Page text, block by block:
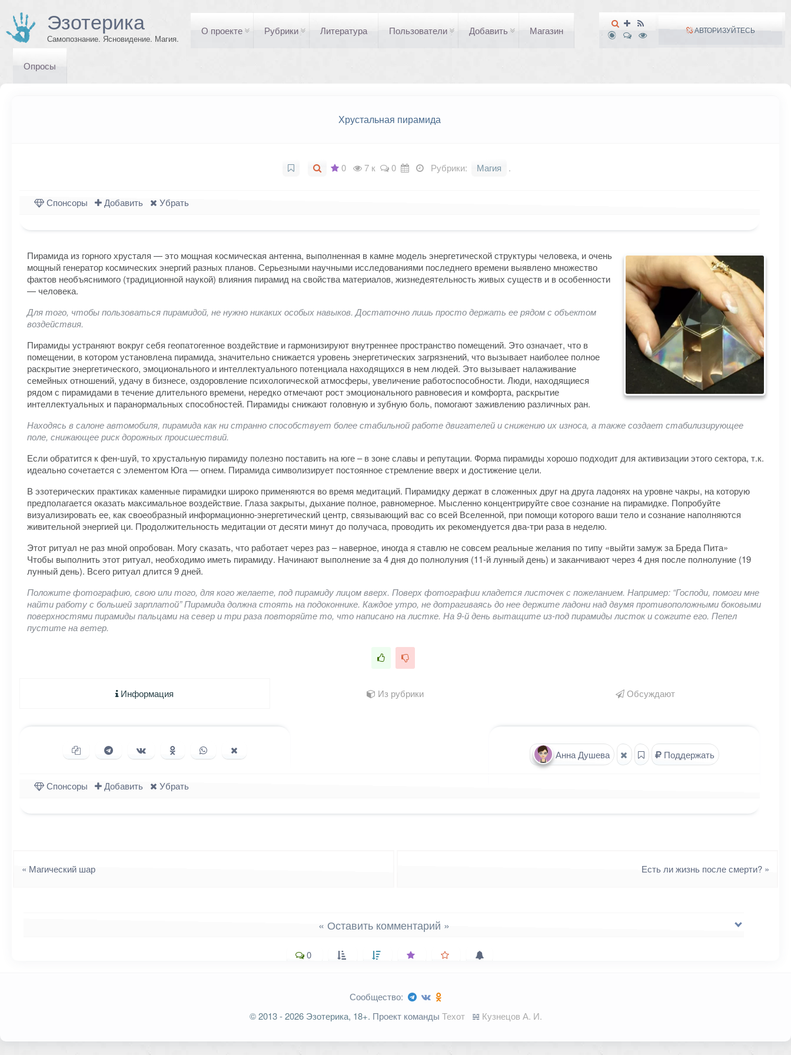
Эзотерика
Самопознание. Ясновидение. Магия.
АВТОРИЗУЙТЕСЬ
О проекте Рубрики Литература Пользователи Добавить Магазин
Опросы
Хрустальная пирамида
0 7 к 0 Рубрики: Магия .
Спонсоры Добавить Убрать
Пирамида из горного хрусталя — это мощная космическая антенна, выполненная в камне модель энергетической структуры человека, и очень
мощный генератор космических энергий разных планов. Серьезными научными исследованиями последнего времени выявлено множество
фактов необъяснимого (традиционной наукой) влияния пирамид на свойства материалов, жизнедеятельность живых существ и в особенности
— человека.
Для того, чтобы пользоваться пирамидой, не нужно никаких особых навыков. Достаточно лишь просто держать ее рядом с объектом
воздействия.
Пирамиды устраняют вокруг себя геопатогенное воздействие и гармонизируют внутреннее пространство помещений. Это означает, что в
помещении, в котором установлена пирамида, значительно снижается уровень энергетических загрязнений, что вызывает наиболее полное
раскрытие энергетического, эмоционального и интеллектуального потенциала находящихся в нем людей. Это вызывает налаживание
семейных отношений, удачу в бизнесе, оздоровление психологической атмосферы, увеличение работоспособности. Люди, находящиеся
рядом с пирамидами в течение длительного времени, нередко отмечают рост эмоционального равновесия и комфорта, раскрытие
интеллектуальных и паранормальных способностей. Пирамиды снижают головную и зубную боль, помогают заживлению различных ран.
Находясь в салоне автомобиля, пирамида как ни странно способствует более стабильной работе двигателей и снижению их износа, а также создает стабилизирующее
поле, снижающее риск дорожных происшествий.
Если обратится к фен-шуй, то хрустальную пирамиду полезно поставить на юге – в зоне славы и репутации. Форма пирамиды хорошо подходит для активизации этого сектора, т.к.
идеально сочетается с элементом Юга — огнем. Пирамида символизирует постоянное стремление вверх и достижение цели.
В эзотерических практиках каменные пирамидки широко применяются во время медитаций. Пирамидку держат в сложенных друг на друга ладонях на уровне чакры, на которую
предполагается оказать максимальное воздействие. Глаза закрыты, дыхание полное, равномерное. Мысленно концентрируйте свое сознание на пирамидке. Попробуйте
визуализировать ее, как своеобразный информационно-энергетический центр, связывающий вас со всей Вселенной, при помощи которого ваши тело и сознание наполняются
живительной энергией ци. Продолжительность медитации от десяти минут до получаса, проводить их рекомендуется два-три раза в неделю.
Этот ритуал не раз мной опробован. Могу сказать, что работает через раз – наверное, иногда я ставлю не совсем реальные желания по типу «выйти замуж за Бреда Пита»
Чтобы выполнить этот ритуал, необходимо иметь пирамиду. Начинают выполнение за 4 дня до полнолуния (11-й лунный день) и заканчивают через 4 дня после полнолуние (19
лунный день). Всего ритуал длится 9 дней.
Положите фотографию, свою или того, для кого желаете, под пирамиду лицом вверх. Поверх фотографии кладется листочек с пожеланием. Например: “Господи, помоги мне
найти работу с большей зарплатой” Пирамида должна стоять на подоконнике. Каждое утро, не дотрагиваясь до нее держите ладони над двумя противоположными боковыми
поверхностями пирамиды пальцами на север и три раза повторяйте то, что написано на листке. На 9-й день вытащите из-под пирамиды листок и сожгите его. Пепел
пустите на ветер.
Информация Из рубрики Обсуждают
Анна Душева Поддержать
Копировать ссылкуПоделиться в Telegram
Поделиться ВКонтакте
Поделиться в Одноклассниках
Поделиться в WhatsApp
Спонсоры Добавить Убрать
« Магический шар Есть ли жизнь после смерти? »
« Оставить комментарий »
0
Сообщество:
© 2013 - 2026 Эзотерика, 18+. Проект команды Техот 𝌴 Кузнецов А. И.